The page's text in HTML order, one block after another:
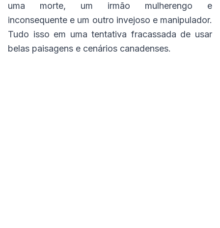
uma morte, um irmão mulherengo e
inconsequente e um outro invejoso e manipulador.
Tudo isso em uma tentativa fracassada de usar
belas paisagens e cenários canadenses.